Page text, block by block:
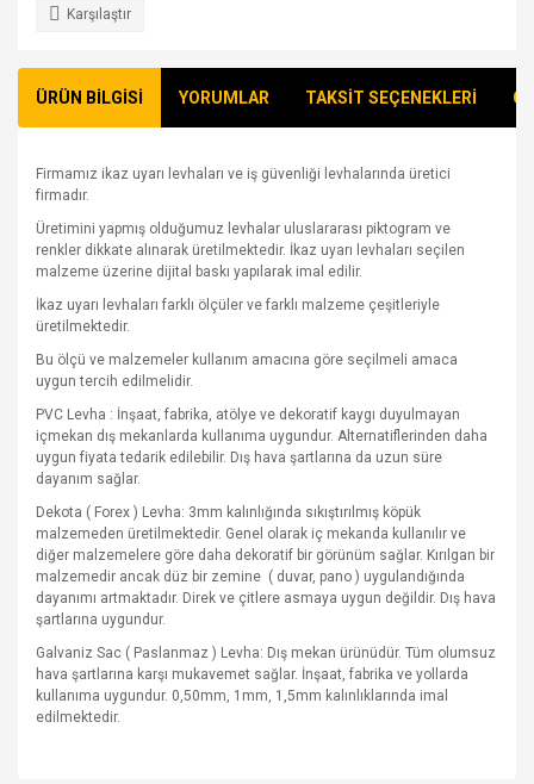
Karşılaştır
ÜRÜN BİLGİSİ YORUMLAR TAKSİT SEÇENEKLERİ
Firmamız ikaz uyarı levhaları ve iş güvenliği levhalarında üretici
firmadır.
Üretimini yapmış olduğumuz levhalar uluslararası piktogram ve
renkler dikkate alınarak üretilmektedir. İkaz uyarı levhaları seçilen
malzeme üzerine dijital baskı yapılarak imal edilir.
İkaz uyarı levhaları farklı ölçüler ve farklı malzeme çeşitleriyle
üretilmektedir.
Bu ölçü ve malzemeler kullanım amacına göre seçilmeli amaca
uygun tercih edilmelidir.
PVC Levha : İnşaat, fabrika, atölye ve dekoratif kaygı duyulmayan
içmekan dış mekanlarda kullanıma uygundur. Alternatiflerinden daha
uygun fiyata tedarik edilebilir. Dış hava şartlarına da uzun süre
dayanım sağlar.
Dekota ( Forex ) Levha: 3mm kalınlığında sıkıştırılmış köpük
malzemeden üretilmektedir. Genel olarak iç mekanda kullanılır ve
diğer malzemelere göre daha dekoratif bir görünüm sağlar. Kırılgan bir
malzemedir ancak düz bir zemine ( duvar, pano ) uygulandığında
dayanımı artmaktadır. Direk ve çitlere asmaya uygun değildir. Dış hava
şartlarına uygundur.
Galvaniz Sac ( Paslanmaz ) Levha: Dış mekan ürünüdür. Tüm olumsuz
hava şartlarına karşı mukavemet sağlar. İnşaat, fabrika ve yollarda
kullanıma uygundur. 0,50mm, 1mm, 1,5mm kalınlıklarında imal
edilmektedir.